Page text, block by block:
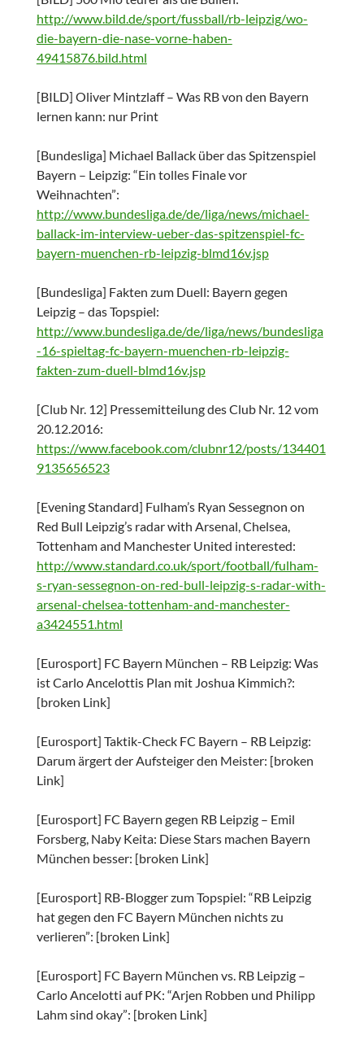
http://www.bild.de/sport/fussball/rb-leipzig/wo-
die-bayern-die-nase-vorne-haben-
49415876.bild.html
[BILD] Oliver Mintzlaff – Was RB von den Bayern
lernen kann: nur Print
[Bundesliga] Michael Ballack über das Spitzenspiel
Bayern – Leipzig: “Ein tolles Finale vor
Weihnachten”:
http://www.bundesliga.de/de/liga/news/michael-
ballack-im-interview-ueber-das-spitzenspiel-fc-
bayern-muenchen-rb-leipzig-blmd16v.jsp
[Bundesliga] Fakten zum Duell: Bayern gegen
Leipzig – das Topspiel:
http://www.bundesliga.de/de/liga/news/bundesliga
-16-spieltag-fc-bayern-muenchen-rb-leipzig-
fakten-zum-duell-blmd16v.jsp
[Club Nr. 12] Pressemitteilung des Club Nr. 12 vom
20.12.2016:
https://www.facebook.com/clubnr12/posts/134401
9135656523
[Evening Standard] Fulham’s Ryan Sessegnon on
Red Bull Leipzig’s radar with Arsenal, Chelsea,
Tottenham and Manchester United interested:
http://www.standard.co.uk/sport/football/fulham-
s-ryan-sessegnon-on-red-bull-leipzig-s-radar-with-
arsenal-chelsea-tottenham-and-manchester-
a3424551.html
[Eurosport] FC Bayern München – RB Leipzig: Was
ist Carlo Ancelottis Plan mit Joshua Kimmich?:
[broken Link]
[Eurosport] Taktik-Check FC Bayern – RB Leipzig:
Darum ärgert der Aufsteiger den Meister: [broken
Link]
[Eurosport] FC Bayern gegen RB Leipzig – Emil
Forsberg, Naby Keita: Diese Stars machen Bayern
München besser: [broken Link]
[Eurosport] RB-Blogger zum Topspiel: “RB Leipzig
hat gegen den FC Bayern München nichts zu
verlieren”: [broken Link]
[Eurosport] FC Bayern München vs. RB Leipzig –
Carlo Ancelotti auf PK: “Arjen Robben und Philipp
Lahm sind okay”: [broken Link]